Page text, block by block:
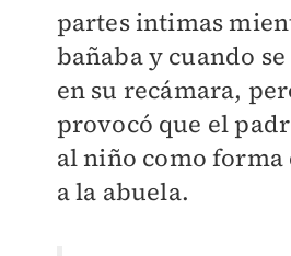
partes intimas
bañaba y cuando
en su recámara,
provocó que el
al niño como
a la abuela.